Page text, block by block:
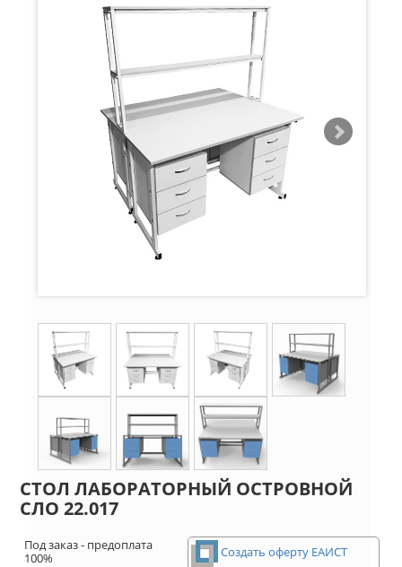
СТОЛ ЛАБОРАТОРНЫЙ ОСТРОВНОЙ
СЛО 22.017
Под заказ - предоплата
100%
Создать оферту ЕАИСТ